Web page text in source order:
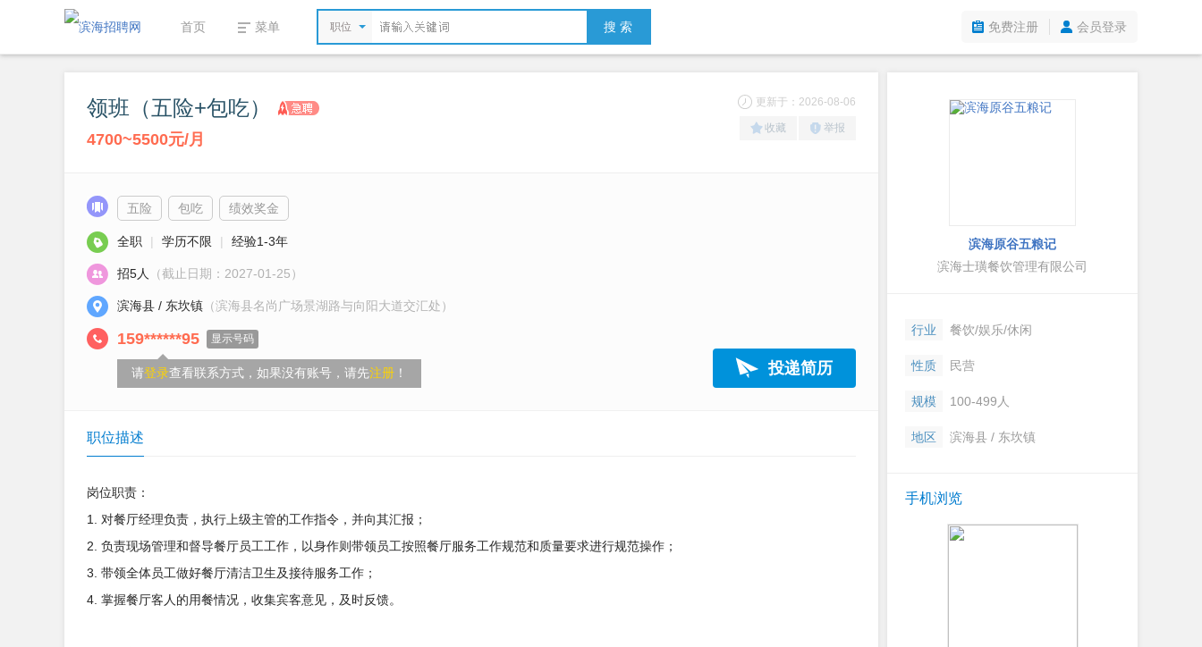
首页 菜单 职位 搜 索 免费注册 会员登录
领班（五险+包吃）
4700~5500元/月
更新于：2026-08-06
收藏 举报
五险 包吃 绩效奖金
全职 | 学历不限 | 经验1-3年
招5人 （截止日期：2027-01-25）
滨海县 / 东坎镇 （滨海县名尚广场景湖路与向阳大道交汇处）
159******95 显示号码
请登录查看联系方式，如果没有账号，请先注册 ！ 投递简历
职位描述
岗位职责：
1. 对餐厅经理负责，执行上级主管的工作指令，并向其汇报；
2. 负责现场管理和督导餐厅员工工作，以身作则带领员工按照餐厅服务工作规范和质量要求进行规范操作；
3. 带领全体员工做好餐厅清洁卫生及接待服务工作；
4. 掌握餐厅客人的用餐情况，收集宾客意见，及时反馈。
滨海原谷五粮记
滨海士璜餐饮管理有限公司
行业 餐饮/娱乐/休闲
性质 民营
规模 100-499人
地区 滨海县 / 东坎镇
手机浏览